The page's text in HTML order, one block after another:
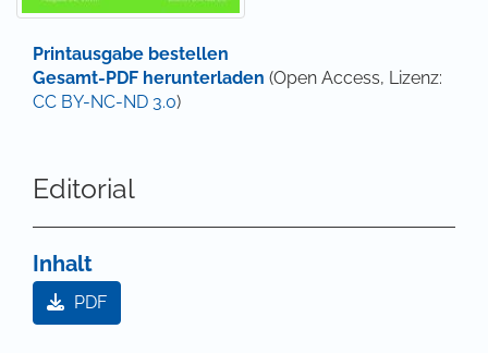
Printausgabe bestellen
Gesamt-PDF herunterladen (Open Access, Lizenz:
CC BY-NC-ND 3.0)
Editorial
Inhalt
PDF